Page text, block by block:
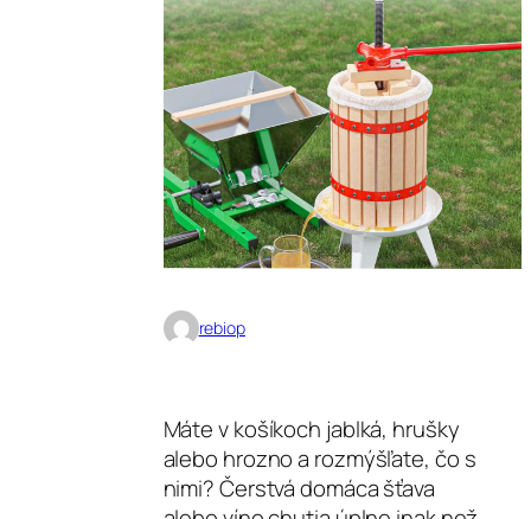
rebiop
Máte v košíkoch jablká, hrušky
alebo hrozno a rozmýšľate, čo s
nimi? Čerstvá domáca šťava